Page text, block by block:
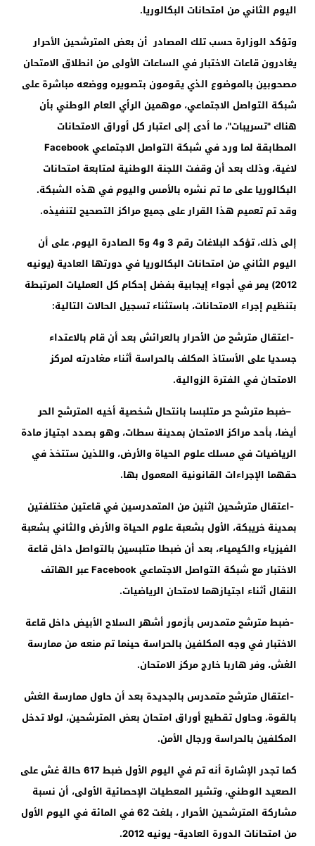
اليوم الثاني من امتحانات البكالوريا.
وتؤكد الوزارة حسب تلك المصادر أن بعض المترشحين الأحرار
يغادرون قاعات الاختبار في الساعات الأولى من انطلاق الامتحان
مصحوبين بالموضوع الذي يقومون بتصويره ووضعه مباشرة على
شبكة التواصل الاجتماعي، موهمين الرأي العام الوطني بأن
هناك "تسريبات"، ما أدى إلى اعتبار كل أوراق الامتحانات
المطابقة لما ورد في شبكة التواصل الاجتماعيFacebook
لاغية، وذلك بعد أن وقفت اللجنة الوطنية لمتابعة امتحانات
البكالوريا على ما تم نشره بالأمس واليوم في هذه الشبكة.
وقد تم تعميم هذا القرار على جميع مراكز التصحيح لتنفيذه.
إلى ذلك، تؤكد البلاغات رقم 3 و4 و5 الصادرة اليوم، على أن
اليوم الثاني من امتحانات البكالوريا في دورتها العادية (يونيه
2012) يمر في أجواء إيجابية بفضل إحكام كل العمليات المرتبطة
بتنظيم إجراء الامتحانات، باستثناء تسجيل الحالات التالية:
-­اعتقال مترشح من الأحرار بالعرائش بعد أن قام بالاعتداء
جسديا على الأستاذ المكلف بالحراسة أثناء مغادرته لمركز
الامتحان في الفترة الزوالية.
– ­ضبط مترشح حر متلبسا بانتحال شخصية أخيه المترشح الحر
أيضا، بأحد مراكز الامتحان بمدينة سطات، وهو بصدد اجتياز مادة
الرياضيات في مسلك علوم الحياة والأرض، واللذين ستتخذ في
حقهما الإجراءات القانونية المعمول بها.
-­اعتقال مترشحين اثنين من المتمدرسين في قاعتين مختلفتين
بمدينة خريبكة، الأول بشعبة علوم الحياة والأرض والثاني بشعبة
الفيزياء والكيمياء، بعد أن ضبطا متلبسين بالتواصل داخل قاعة
الاختبار مع شبكة التواصل الاجتماعيFacebookعبر الهاتف
النقال أثناء اجتيازهما لامتحان الرياضيات.
-­ضبط مترشح متمدرس بأزمور أشهر السلاح الأبيض داخل قاعة
الاختبار في وجه المكلفين بالحراسة حينما تم منعه من ممارسة
الغش، وفر هاربا خارج مركز الامتحان.
-­اعتقال مترشح متمدرس بالجديدة بعد أن حاول ممارسة الغش
بالقوة، وحاول تقطيع أوراق امتحان بعض المترشحين، لولا تدخل
المكلفين بالحراسة ورجال الأمن.
كما تجدر الإشارة أنه تم في اليوم الأول ضبط 617 حالة غش على
الصعيد الوطني، وتشير المعطيات الإحصائية الأولى، أن نسبة
مشاركة المترشحين الأحرار ، بلغت 62 في المائة في اليوم الأول
من امتحانات الدورة العادية- يونيه 2012
.